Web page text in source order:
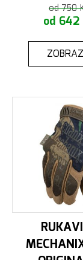
od 750
od 642